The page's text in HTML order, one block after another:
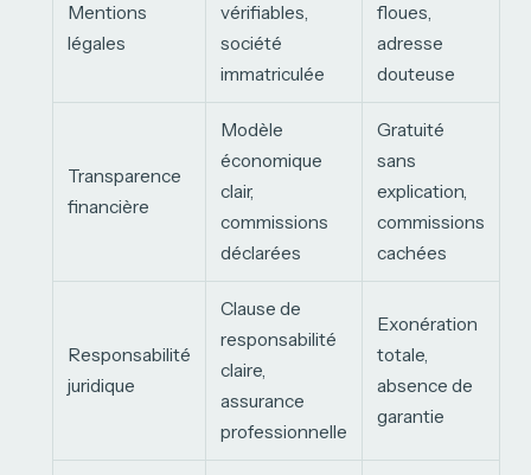
Mentions
légales
vérifiables,
société
immatriculée
floues,
adresse
douteuse
Transparence
financière
Modèle
économique
clair,
commissions
déclarées
Gratuité
sans
explication,
commissions
cachées
Responsabilité
juridique
Clause de
responsabilité
claire,
assurance
professionnelle
Exonération
totale,
absence de
garantie